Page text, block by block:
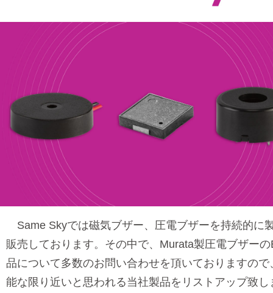
Same Skyでは磁気ブザー、圧電ブザーを持続的に
販売しております。その中で、Murata製圧電ブザーの
品について多数のお問い合わせを頂いておりますので
能な限り近いと思われる当社製品をリストアップ致し